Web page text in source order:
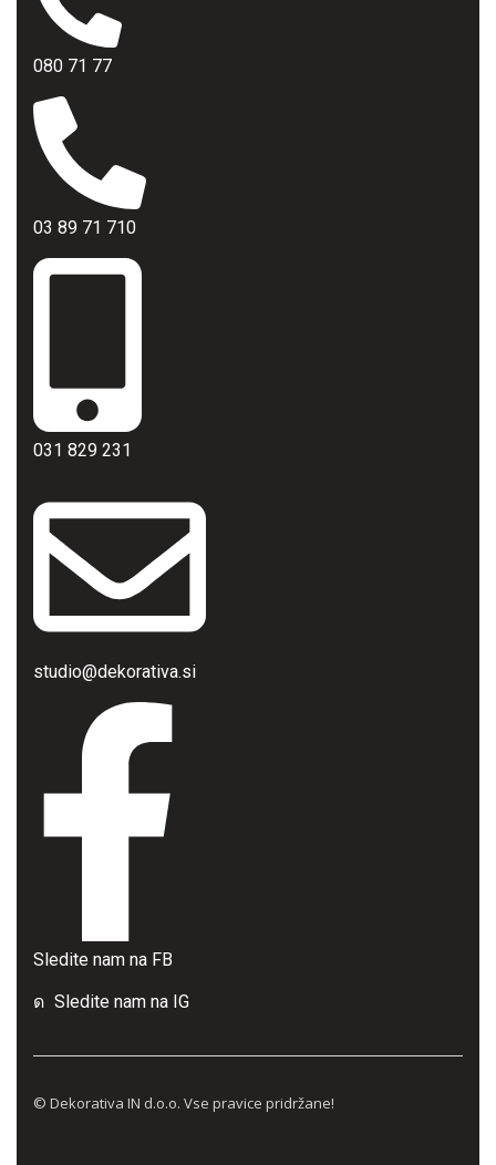
080 71 77
03 89 71 710
031 829 231
studio@dekorativa.si
Sledite nam na FB
Sledite nam na IG
© Dekorativa IN d.o.o. Vse pravice pridržane!